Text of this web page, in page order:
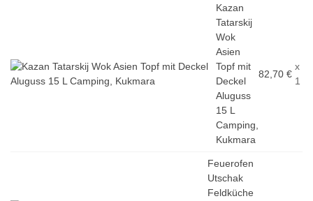
Kazan
Tatarskij
Wok
Asien
Topf mit
Deckel
Aluguss
15 L
Camping,
Kukmara
82,70 €
x
1
Feuerofen
Utschak
Feldküche